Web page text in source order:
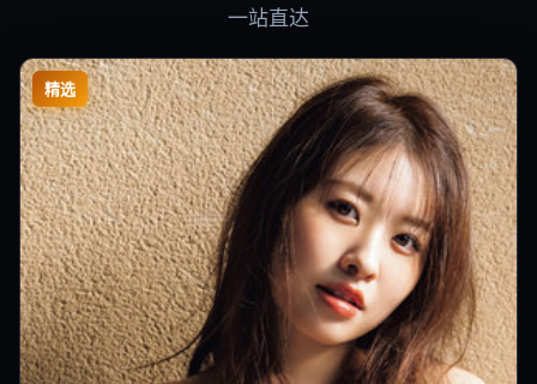
一站直达
精选